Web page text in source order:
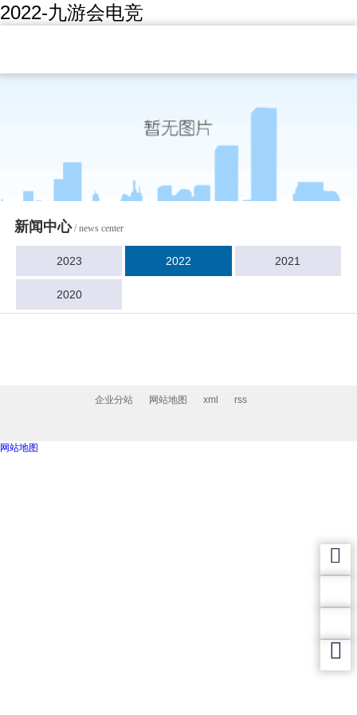
2022-九游会电竞
新闻中心/ news center
2023 2022 2021
2020
企业分站 网站地图 xml rss
网站地图